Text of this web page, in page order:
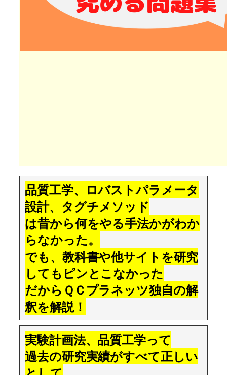
品質工学、ロバストパラメータ
設計、タグチメソッド
は昔から何をやる手法かがわか
らなかった。
でも、教科書や他サイトを研究
してもピンとこなかった
だからＱＣプラネッツ独自の解
釈を解説！
実験計画法、品質工学って
過去の研究実績がすべて正しい